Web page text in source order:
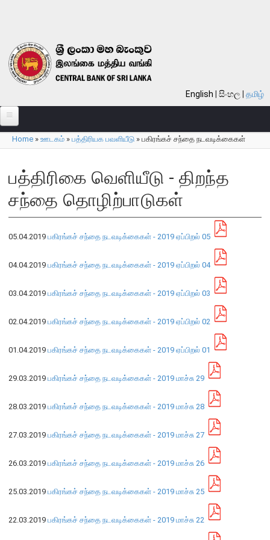
English සිංහල தமிழ்
பற்றி
வங்கி பற்றி
பொது நோக்கு
வங்கியின் வரலாறு
தொழிற்பாடுகள்
நிறுவன ரீதியான அமைப்பு
நிறுவனக் கட்டமைப்பு
ஆளுகைக் கோவைகளும் கொள்கைகளும்
வங்கிப் பணிமனை
வங்கிப் பணிமனை
வங்கித்தொழில் கற்கைகளுக்கான நிலையம்
You are here
Home » ஊடகம் » பத்திரியக பவளியீடு » பகிரங்கச் சந்தை நடவடிக்கைகள்
பத்திரிகை வெளியீடு - திறந்த
சந்தை தொழிற்பாடுகள்
05.04.2019 பகிரங்கச் சந்தை நடவடிக்கைகள் - 2019 ஏப்பிறல் 05
04.04.2019 பகிரங்கச் சந்தை நடவடிக்கைகள் - 2019 ஏப்பிறல் 04
03.04.2019 பகிரங்கச் சந்தை நடவடிக்கைகள் - 2019 ஏப்பிறல் 03
02.04.2019 பகிரங்கச் சந்தை நடவடிக்கைகள் - 2019 ஏப்பிறல் 02
01.04.2019 பகிரங்கச் சந்தை நடவடிக்கைகள் - 2019 ஏப்பிறல் 01
29.03.2019 பகிரங்கச் சந்தை நடவடிக்கைகள் - 2019 மாச்சு 29
28.03.2019 பகிரங்கச் சந்தை நடவடிக்கைகள் - 2019 மாச்சு 28
27.03.2019 பகிரங்கச் சந்தை நடவடிக்கைகள் - 2019 மாச்சு 27
26.03.2019 பகிரங்கச் சந்தை நடவடிக்கைகள் - 2019 மாச்சு 26
25.03.2019 பகிரங்கச் சந்தை நடவடிக்கைகள் - 2019 மாச்சு 25
22.03.2019 பகிரங்கச் சந்தை நடவடிக்கைகள் - 2019 மாச்சு 22